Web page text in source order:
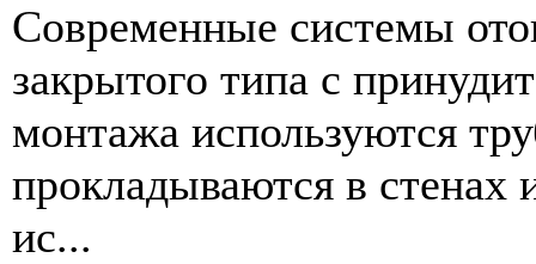
Современные системы
закрытого типа с
монтажа используются
прокладываются в стенах
ис...